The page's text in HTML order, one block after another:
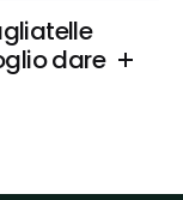
dare